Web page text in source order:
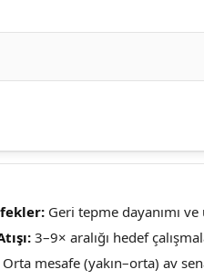
Geri tepme dayanımı
3–9× aralığı hedef
Orta mesafe (yakın–orta) av